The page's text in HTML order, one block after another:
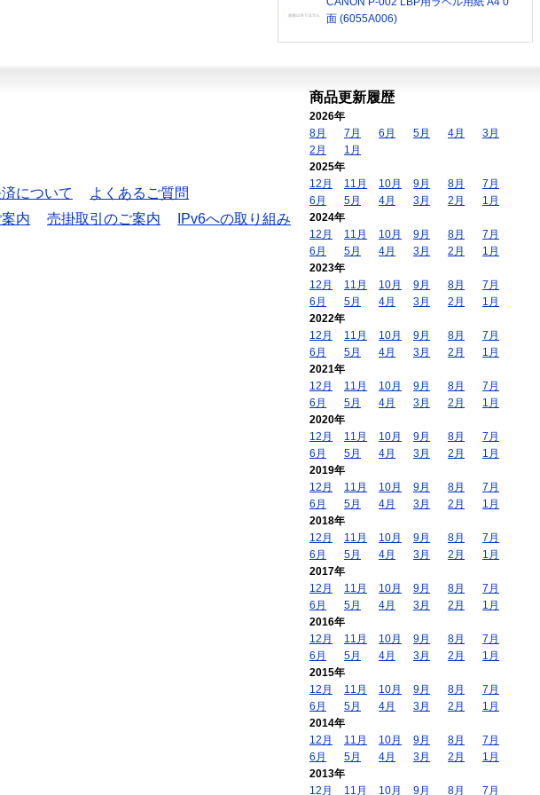
面 (6055A006)
について
よくあるご質問
内 売掛取引のご案内
IPv6への取り組み
商品更新履歴
2026年
8月
7月 6月 5月 4月
3月
2月
1月
2025年
12月
11月 10月 9月 8月
7月
6月
5月 4月 3月 2月
1月
2024年
12月
11月 10月 9月 8月
7月
6月
5月 4月 3月 2月
1月
2023年
12月
11月 10月 9月 8月
7月
6月
5月 4月 3月 2月
1月
2022年
12月
11月 10月 9月 8月
7月
6月
5月 4月 3月 2月
1月
2021年
12月
11月 10月 9月 8月
7月
6月
5月 4月 3月 2月
1月
2020年
12月
11月 10月 9月 8月
7月
6月
5月 4月 3月 2月
1月
2019年
12月
11月 10月 9月 8月
7月
6月
5月 4月 3月 2月
1月
2018年
12月
11月 10月 9月 8月
7月
6月
5月 4月 3月 2月
1月
2017年
12月
11月 10月 9月 8月
7月
6月
5月 4月 3月 2月
1月
2016年
12月
11月 10月 9月 8月
7月
6月
5月 4月 3月 2月
1月
2015年
12月
11月 10月 9月 8月
7月
6月
5月 4月 3月 2月
1月
2014年
12月
11月 10月 9月 8月
7月
6月
5月 4月 3月 2月
1月
2013年
12月
11月 10月 9月 8月 7月